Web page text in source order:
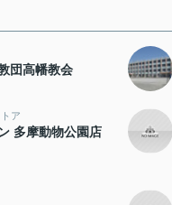
団高幡教会
ア
多摩動物公園店